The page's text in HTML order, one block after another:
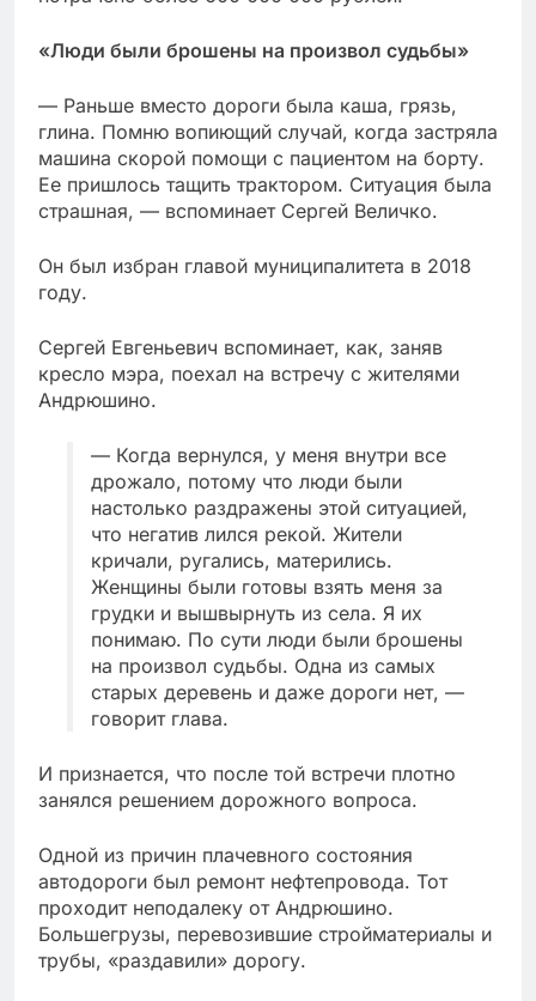
«Люди были брошены на произвол судьбы»
— Раньше вместо дороги была каша, грязь,
глина. Помню вопиющий случай, когда застряла
машина скорой помощи с пациентом на борту.
Ее пришлось тащить трактором. Ситуация была
страшная, — вспоминает Сергей Величко.
Он был избран главой муниципалитета в 2018
году.
Сергей Евгеньевич вспоминает, как, заняв
кресло мэра, поехал на встречу с жителями
Андрюшино.
— Когда вернулся, у меня внутри все
дрожало, потому что люди были
настолько раздражены этой ситуацией,
что негатив лился рекой. Жители
кричали, ругались, матерились.
Женщины были готовы взять меня за
грудки и вышвырнуть из села. Я их
понимаю. По сути люди были брошены
на произвол судьбы. Одна из самых
старых деревень и даже дороги нет, —
говорит глава.
И признается, что после той встречи плотно
занялся решением дорожного вопроса.
Одной из причин плачевного состояния
автодороги был ремонт нефтепровода. Тот
проходит неподалеку от Андрюшино.
Большегрузы, перевозившие стройматериалы и
трубы, «раздавили» дорогу.